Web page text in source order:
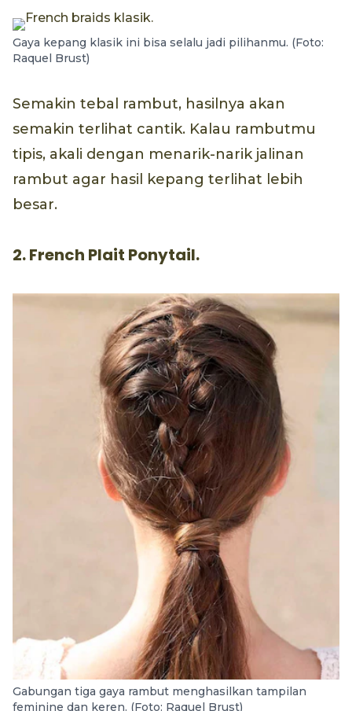
Gaya kepang klasik ini bisa selalu jadi pilihanmu. (Foto:
Raquel Brust)
Semakin tebal rambut, hasilnya akan
semakin terlihat cantik. Kalau rambutmu
tipis, akali dengan menarik-narik jalinan
rambut agar hasil kepang terlihat lebih
besar.
2. French Plait Ponytail.
Gabungan tiga gaya rambut menghasilkan tampilan
feminine dan keren. (Foto: Raquel Brust)